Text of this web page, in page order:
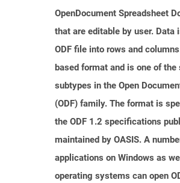
OpenDocument Spreadsheet
that are editable by user. Data
ODF file into rows and
based format and is one of the
subtypes in the Open
(ODF) family. The format is
the ODF 1.2 specifications
maintained by OASIS. A
applications on Windows as
operating systems can open